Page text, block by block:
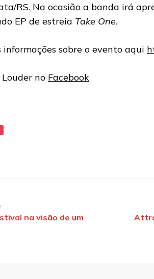
RS. Na ocasião a banda irá
EP de estreia Take One.
informações sobre o evento aqui
no Facebook
na visão de um